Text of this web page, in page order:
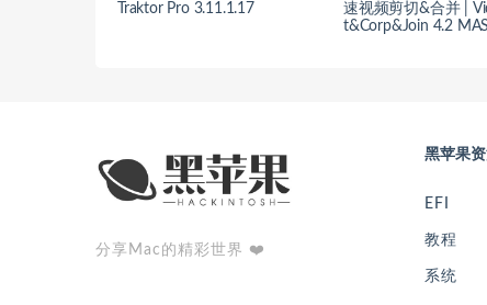
Traktor Pro 3.11.1.17
速视频剪切&合并 |
t&Corp&Join 4.2 MAS
分享Mac的精彩世界 ❤️
黑苹果
EFI
教程
系统